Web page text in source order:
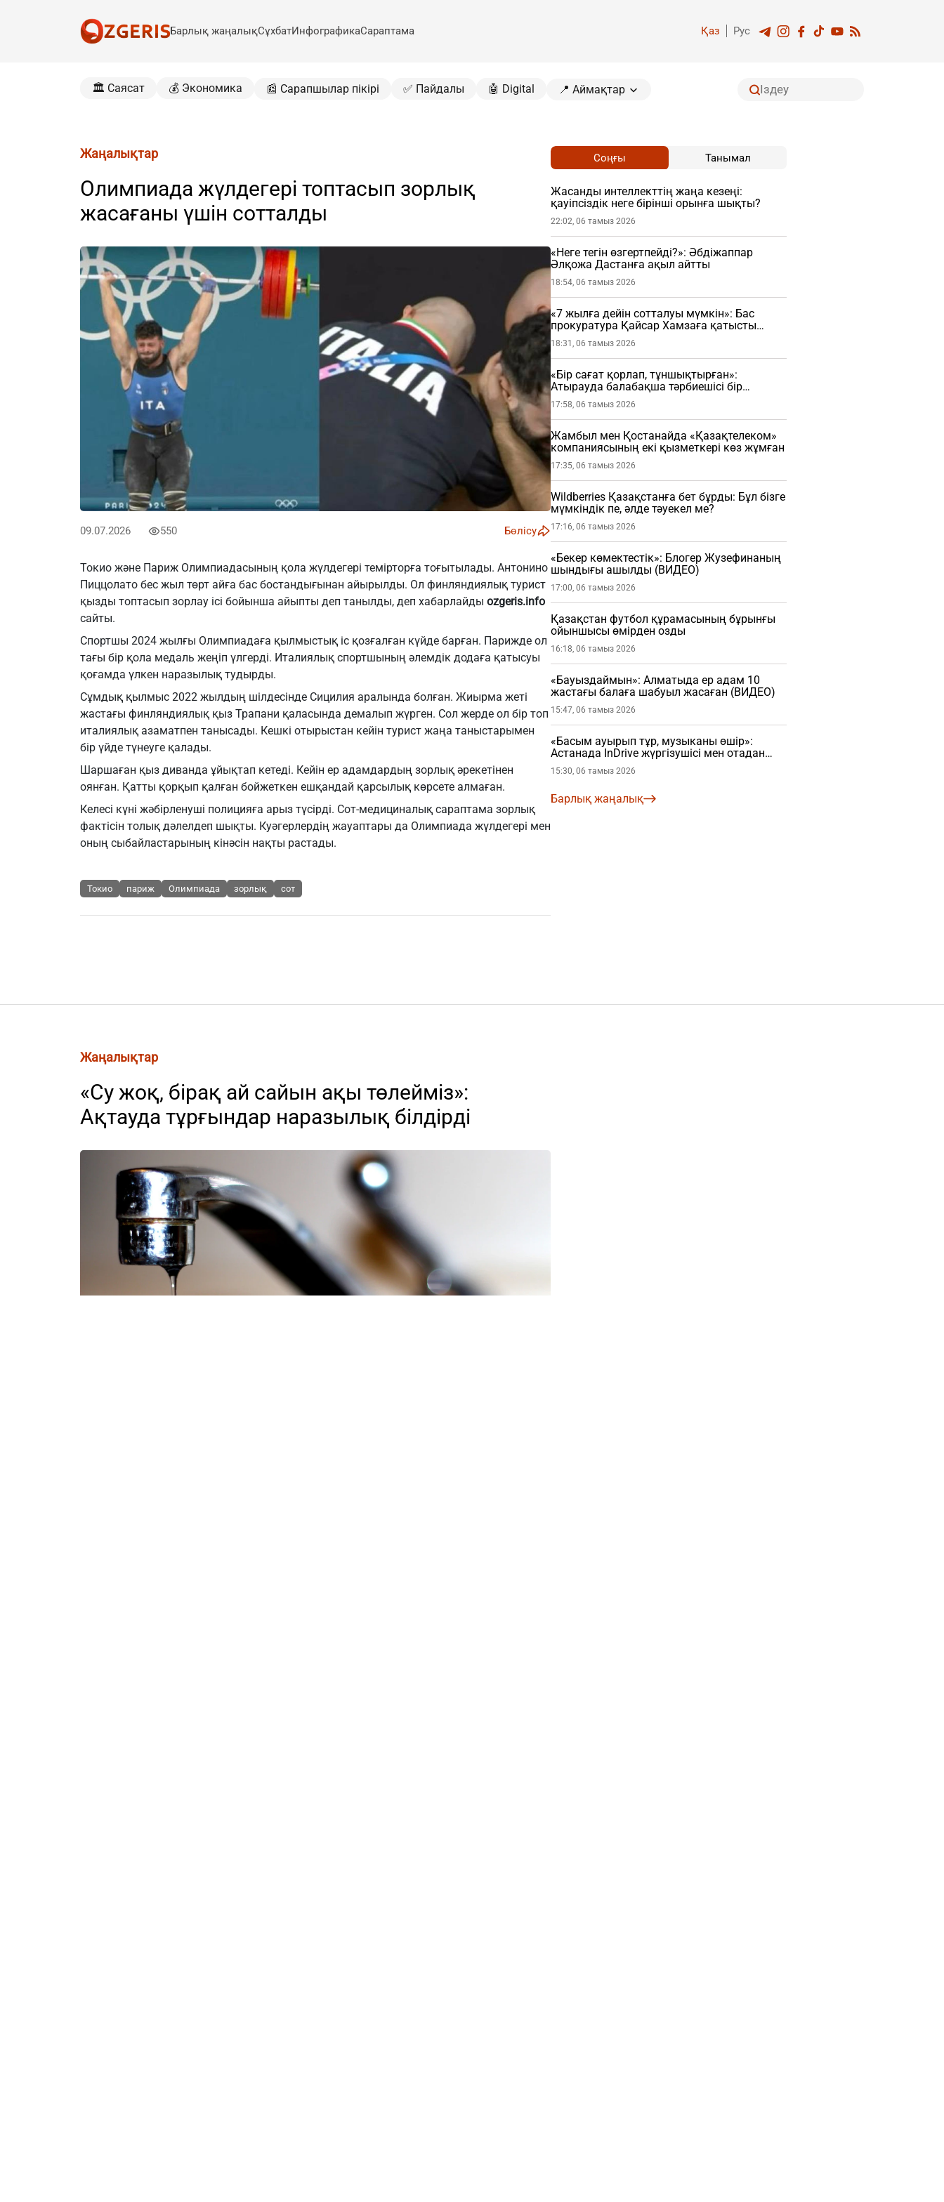
Барлық жаңалықСұхбатИнфографикаСараптама Қаз Рус
🏛️ Саясат 💰 Экономика 📰 Сарапшылар пікірі ✅ Пайдалы 🤖 Digital 📍 Аймақтар
Жаңалықтар
Олимпиада жүлдегері топтасып зорлық
жасағаны үшін сотталды
09.07.2026 550 Бөлісу
Токио және Париж Олимпиадасының қола жүлдегері темірторға тоғытылады. Антонино
Пиццолато бес жыл төрт айға бас бостандығынан айырылды. Ол финляндиялық турист
қызды топтасып зорлау ісі бойынша айыпты деп танылды, деп хабарлайды ozgeris.info
сайты.
Спортшы 2024 жылғы Олимпиадаға қылмыстық іс қозғалған күйде барған. Парижде ол
тағы бір қола медаль жеңіп үлгерді. Италиялық спортшының әлемдік додаға қатысуы
қоғамда үлкен наразылық тудырды.
Сұмдық қылмыс 2022 жылдың шілдесінде Сицилия аралында болған. Жиырма жеті
жастағы финляндиялық қыз Трапани қаласында демалып жүрген. Сол жерде ол бір топ
италиялық азаматпен танысады. Кешкі отырыстан кейін турист жаңа таныстарымен
бір үйде түнеуге қалады.
Шаршаған қыз диванда ұйықтап кетеді. Кейін ер адамдардың зорлық әрекетінен
оянған. Қатты қорқып қалған бойжеткен ешқандай қарсылық көрсете алмаған.
Келесі күні жәбірленуші полицияға арыз түсірді. Сот-медициналық сараптама зорлық
фактісін толық дәлелдеп шықты. Куәгерлердің жауаптары да Олимпиада жүлдегері мен
оның сыбайластарының кінәсін нақты растады.
Токио париж Олимпиада зорлық сот
Соңғы Танымал
Жасанды интеллекттің жаңа кезеңі:
қауіпсіздік неге бірінші орынға шықты?
22:02, 06 тамыз 2026
«Неге тегін өзгертпейді?»: Әбдіжаппар
Әлқожа Дастанға ақыл айтты
18:54, 06 тамыз 2026
«7 жылға дейін сотталуы мүмкін»: Бас
прокуратура Қайсар Хамзаға қатысты
мәлімдеме жасады
18:31, 06 тамыз 2026
«Бір сағат қорлап, тұншықтырған»:
Атырауда балабақша тәрбиешісі бір
жастағы баланы ұрған (ВИДЕО)
17:58, 06 тамыз 2026
Жамбыл мен Қостанайда «Қазақтелеком»
компаниясының екі қызметкері көз жұмған
17:35, 06 тамыз 2026
Wildberries Қазақстанға бет бұрды: Бұл бізге
мүмкіндік пе, әлде тәуекел ме?
17:16, 06 тамыз 2026
«Бекер көмектестік»: Блогер Жузефинаның
шындығы ашылды (ВИДЕО)
17:00, 06 тамыз 2026
Қазақстан футбол құрамасының бұрынғы
ойыншысы өмірден озды
16:18, 06 тамыз 2026
«Бауыздаймын»: Алматыда ер адам 10
жастағы балаға шабуыл жасаған (ВИДЕО)
15:47, 06 тамыз 2026
«Басым ауырып тұр, музыканы өшір»:
Астанада InDrive жүргізушісі мен отадан
шыққан жолаушы арасында дау туды
(ВИДЕО)
15:30, 06 тамыз 2026
Барлық жаңалық
Жаңалықтар
«Су жоқ, бірақ ай сайын ақы төлейміз»:
Ақтауда тұрғындар наразылық білдірді